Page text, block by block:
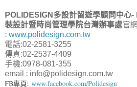
POLIDESIGN多設計留遊學顧問中心
裝設計暨時尚管理學院台灣辦事處官網
: www.polidesign.com.tw
電話:02-2581-3255
傳真:02-2537-4409
手機:0978-081-355
email : info@polidesign.com.tw
FB專頁: www.facebook.com/Polidesign